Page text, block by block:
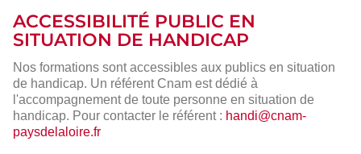
ACCESSIBILITÉ PUBLIC EN
SITUATION DE HANDICAP
Nos formations sont accessibles aux publics en situation
de handicap. Un référent Cnam est dédié à
l'accompagnement de toute personne en situation de
handicap. Pour contacter le référent : handi@cnam-
paysdelaloire.fr